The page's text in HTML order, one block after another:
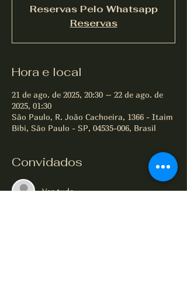
Reservas Pelo Whatsapp
Reservas
Hora e local
21 de ago. de 2025, 20:30 – 22 de ago. de
2025, 01:30
São Paulo, R. João Cachoeira, 1366 - Itaim
Bibi, São Paulo - SP, 04535-006, Brasil
Convidados
Ver tudo